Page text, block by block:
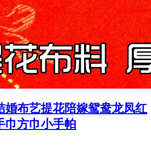
婚布艺提花陪嫁鸳鸯龙凤红
巾方巾小手帕